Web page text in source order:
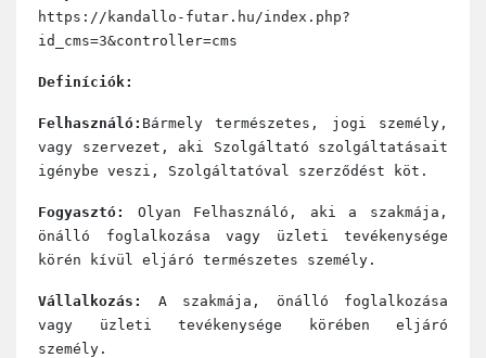
https://kandallo-futar.hu/index.php?
id_cms=3&controller=cms
Definíciók:
Felhasználó: Bármely természetes, jogi személy,
vagy szervezet, aki Szolgáltató szolgáltatásait
igénybe veszi, Szolgáltatóval szerződést köt.
Fogyasztó: Olyan Felhasználó, aki a szakmája,
önálló foglalkozása vagy üzleti tevékenysége
körén kívül eljáró természetes személy.
Vállalkozás:
A szakmája, önálló foglalkozása
vagy üzleti tevékenysége körében eljáró
személy.